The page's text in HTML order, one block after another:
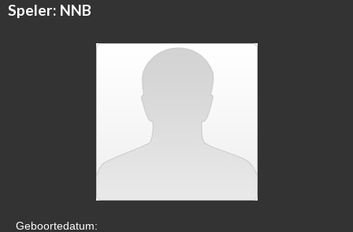
Speler: NNB
Geboortedatum: